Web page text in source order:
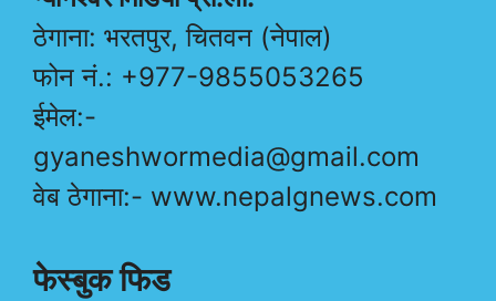
ठेगाना: भरतपुर, चितवन (नेपाल)
फोन नं.: +977-9855053265
ईमेल:-
gyaneshwormedia@gmail.com
वेब ठेगाना:- www.nepalgnews.com
फेस्बुक फिड